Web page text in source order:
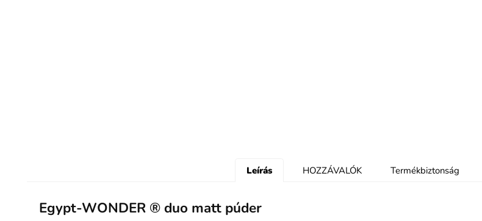
Leírás HOZZÁVALÓK Termékbiztonság
Egypt-WONDER ® duo matt púder